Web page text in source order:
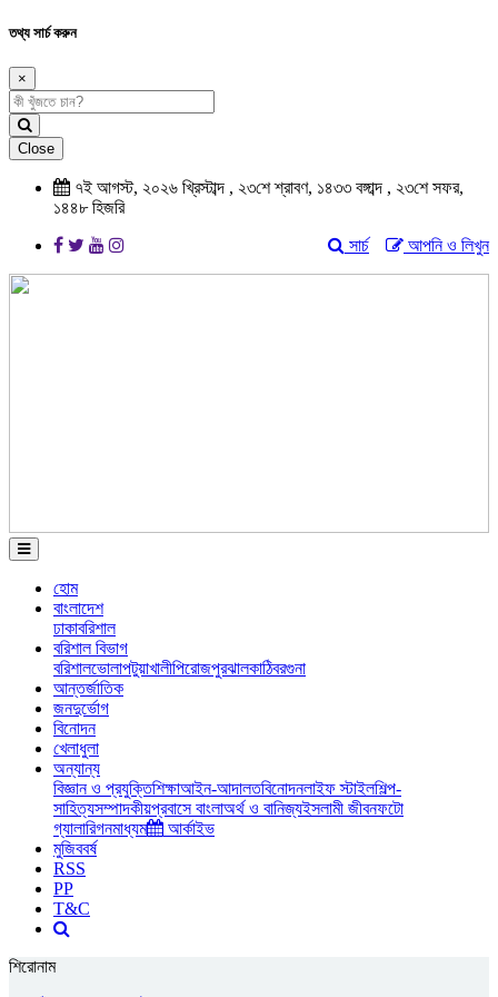
তথ্য সার্চ করুন
×
Close
৭ই আগস্ট, ২০২৬ খ্রিস্টাব্দ , ২৩শে শ্রাবণ, ১৪৩৩ বঙ্গাব্দ , ২৩শে সফর,
১৪৪৮ হিজরি
আপনি ও লিখুন
সার্চ
হোম
বাংলাদেশ
ঢাকাবরিশাল
বরিশাল বিভাগ
বরিশালভোলাপটুয়াখালীপিরোজপুরঝালকাঠিবরগুনা
আন্তর্জাতিক
জনদুর্ভোগ
বিনোদন
খেলাধুলা
অন্যান্য
বিজ্ঞান ও প্রযুক্তিশিক্ষাআইন-আদালতবিনোদনলাইফ স্টাইলশিল্প-
সাহিত্যসম্পাদকীয়প্রবাসে বাংলাঅর্থ ও বানিজ্যইসলামী জীবনফটো
গ্যালারিগনমাধ্যম
আর্কাইভ
মুজিববর্ষ
RSS
PP
T&C
শিরোনাম